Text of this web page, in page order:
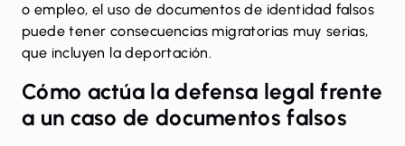
o empleo, el uso de documentos de identidad falsos
puede tener consecuencias migratorias muy serias,
que incluyen la deportación.
Cómo actúa la defensa legal frente
a un caso de documentos falsos